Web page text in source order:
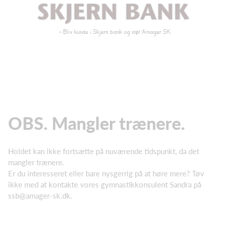
OBS. Mangler trænere.
Holdet kan ikke fortsætte på nuværende tidspunkt, da det
mangler trænere.
Er du interesseret eller bare nysgerrig på at høre mere? Tøv
ikke med at kontakte vores gymnastikkonsulent Sandra på
ssb@amager-sk.dk.